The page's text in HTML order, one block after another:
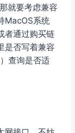
就要考虑兼容
MacOS系统
者通过购买链
是否写着兼容
查询是否适